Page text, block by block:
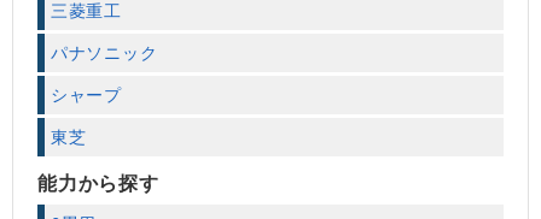
三菱重工
パナソニック
シャープ
東芝
能力から探す